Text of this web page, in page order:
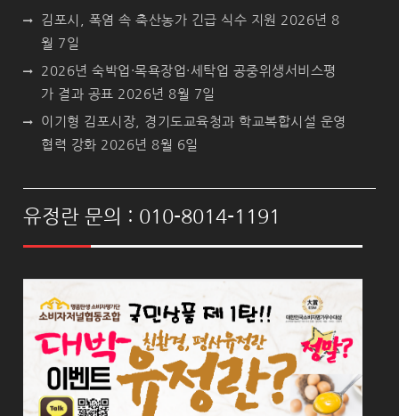
김포시, 폭염 속 축산농가 긴급 식수 지원 2026년 8
월 7일
2026년 숙박업·목욕장업·세탁업 공중위생서비스평
가 결과 공표 2026년 8월 7일
이기형 김포시장, 경기도교육청과 학교복합시설 운영
협력 강화 2026년 8월 6일
유정란 문의 : 010-8014-1191